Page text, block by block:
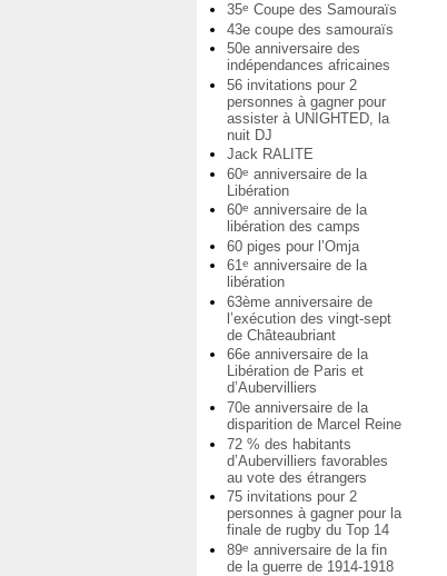
35e Coupe des Samouraïs
43e coupe des samouraïs
50e anniversaire des
indépendances africaines
56 invitations pour 2
personnes à gagner pour
assister à UNIGHTED, la
nuit DJ
Jack RALITE
60e anniversaire de la
Libération
60e anniversaire de la
libération des camps
60 piges pour l’Omja
61e anniversaire de la
libération
63ème anniversaire de
l’exécution des vingt-sept
de Châteaubriant
66e anniversaire de la
Libération de Paris et
d’Aubervilliers
70e anniversaire de la
disparition de Marcel Reine
72 % des habitants
d’Aubervilliers favorables
au vote des étrangers
75 invitations pour 2
personnes à gagner pour la
finale de rugby du Top 14
89e anniversaire de la fin
de la guerre de 1914-1918